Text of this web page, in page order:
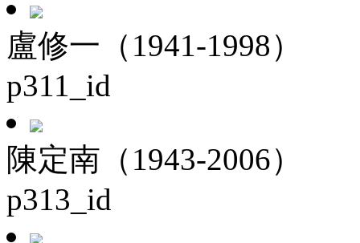
盧修一（1941-1998）
p311_id
陳定南（1943-2006）
p313_id